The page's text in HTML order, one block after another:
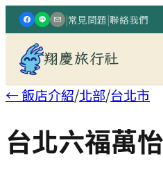
|常見問題|聯絡我們
翔慶旅行社
← 飯店介紹/北部/台北市
台北六福萬